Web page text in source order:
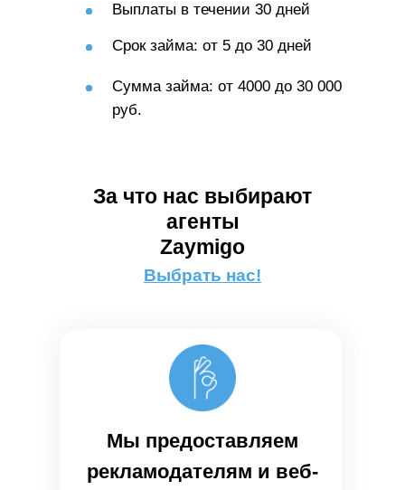
Выплаты в течении 30 дней
Срок займа: от 5 до 30 дней
Сумма займа: от 4000 до 30 000
руб.
За что нас выбирают
агенты
Zaymigo
Выбрать нас!
Мы предоставляем
рекламодателям и веб-